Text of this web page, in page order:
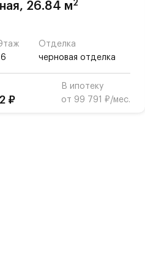
26.84 м2
Отделка
черновая отделка
₽
В ипотеку
от 99 791 ₽/мес.